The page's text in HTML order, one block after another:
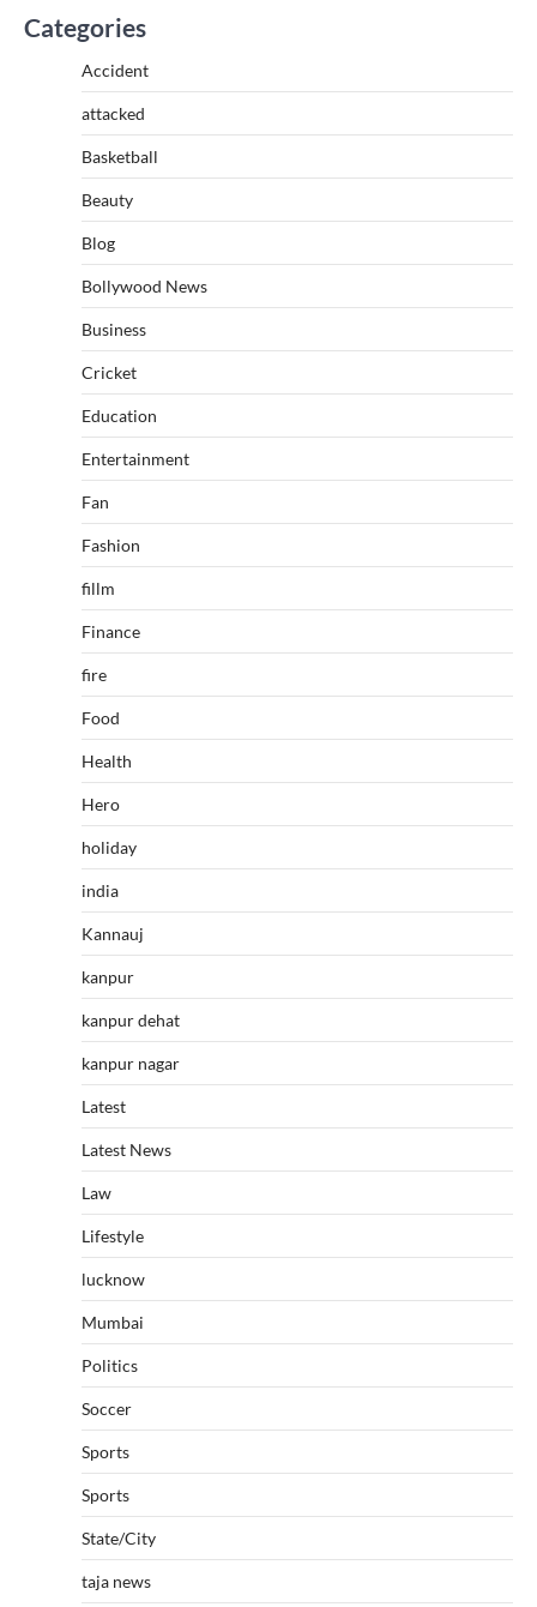
Categories
Accident
attacked
Basketball
Beauty
Blog
Bollywood News
Business
Cricket
Education
Entertainment
Fan
Fashion
fillm
Finance
fire
Food
Health
Hero
holiday
india
Kannauj
kanpur
kanpur dehat
kanpur nagar
Latest
Latest News
Law
Lifestyle
lucknow
Mumbai
Politics
Soccer
Sports
Sports
State/City
taja news